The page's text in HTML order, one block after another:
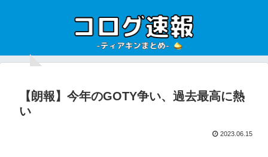
【朗報】今年のGOTY争い、過去最高に熱
い
2023.06.15